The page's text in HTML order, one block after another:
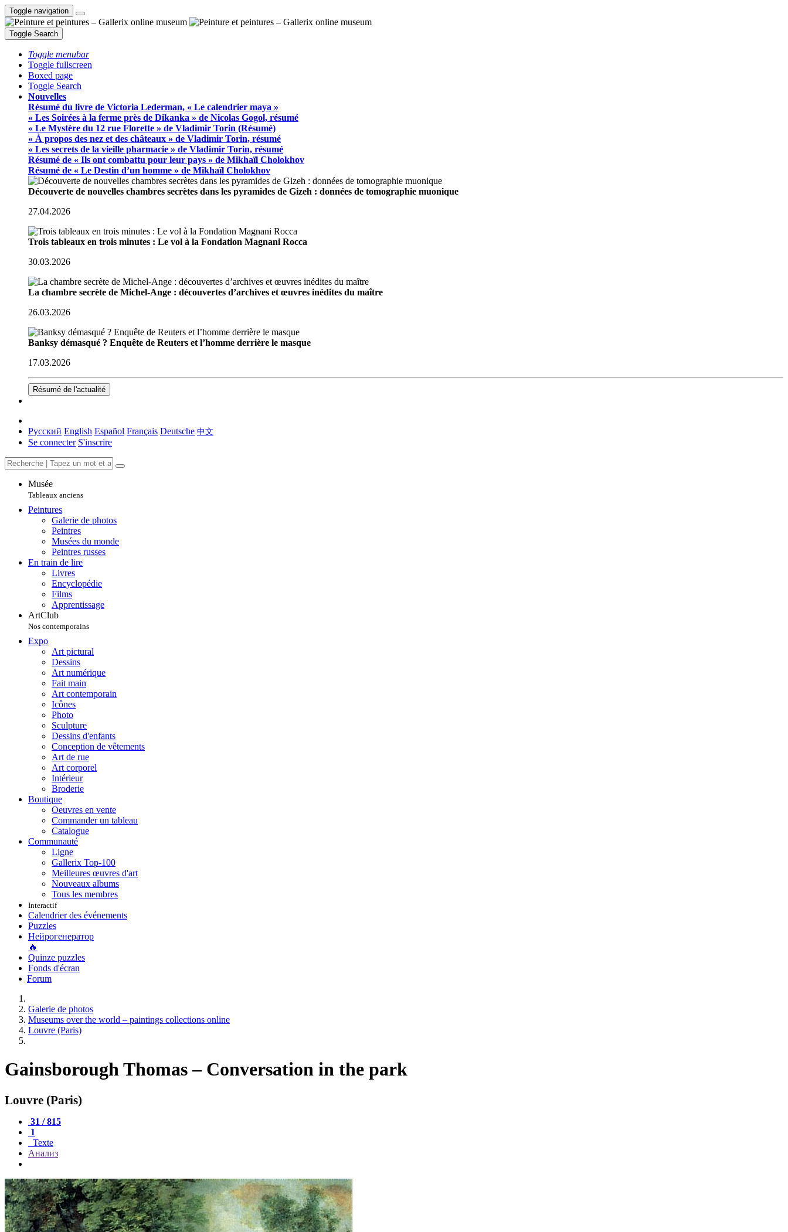
Toggle navigation
Toggle Search
Toggle menubar
Toggle fullscreen
Boxed page
Toggle Search
Nouvelles
Résumé du livre de Victoria Lederman, « Le calendrier maya »
« Les Soirées à la ferme près de Dikanka » de Nicolas Gogol, résumé
« Le Mystère du 12 rue Florette » de Vladimir Torin (Résumé)
« À propos des nez et des châteaux » de Vladimir Torin, résumé
« Les secrets de la vieille pharmacie » de Vladimir Torin, résumé
Résumé de « Ils ont combattu pour leur pays » de Mikhaïl Cholokhov
Résumé de « Le Destin d’un homme » de Mikhaïl Cholokhov
Découverte de nouvelles chambres secrètes dans les pyramides de Gizeh : données de tomographie muonique
27.04.2026
Trois tableaux en trois minutes : Le vol à la Fondation Magnani Rocca
30.03.2026
La chambre secrète de Michel-Ange : découvertes d’archives et œuvres inédites du maître
26.03.2026
Banksy démasqué ? Enquête de Reuters et l’homme derrière le masque
17.03.2026
Résumé de l'actualité
Русский English Español Français Deutsche 中文
Se connecter S'inscrire
Musée
Tableaux anciens
Peintures
Galerie de photos
Peintres
Musées du monde
Peintres russes
En train de lire
Livres
Encyclopédie
Films
Apprentissage
ArtClub
Nos contemporains
Expo
Art pictural
Dessins
Art numérique
Fait main
Art contemporain
Icônes
Photo
Sculpture
Dessins d'enfants
Conception de vêtements
Art de rue
Art corporel
Intérieur
Broderie
Boutique
Oeuvres en vente
Commander un tableau
Catalogue
Communauté
Ligne
Gallerix Top-100
Meilleures œuvres d'art
Nouveaux albums
Tous les membres
Interactif
Calendrier des événements
Puzzles
Нейрогенератор
🔥
Quinze puzzles
Fonds d'écran
Forum
Galerie de photos
Museums over the world – paintings collections online
Louvre (Paris)
Gainsborough Thomas – Conversation in the park
Louvre (Paris)
31 / 815
1
Texte
Анализ